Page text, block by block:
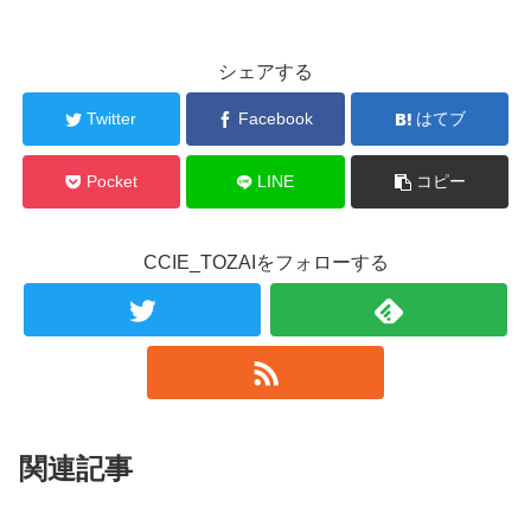
シェアする
Twitter Facebook はてブ
Pocket LINE コピー
CCIE_TOZAIをフォローする
関連記事